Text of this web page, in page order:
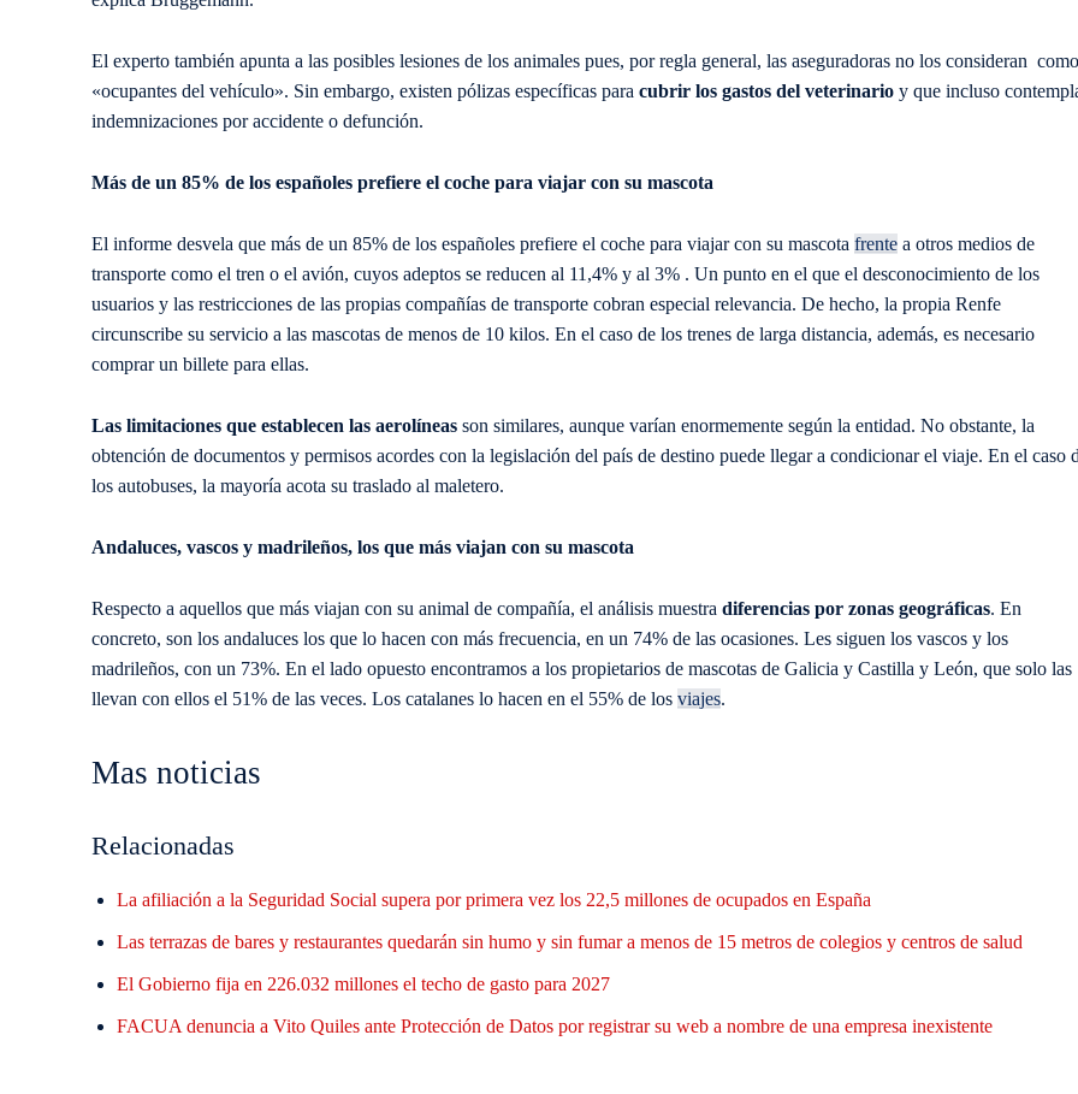
El experto también apunta a las posibles lesiones de los animales pues, por regla general, las aseguradoras no los consideran como
«ocupantes del vehículo». Sin embargo, existen pólizas específicas para cubrir los gastos del veterinario y que incluso
indemnizaciones por accidente o defunción.
Más de un 85% de los españoles prefiere el coche para viajar con su mascota
El informe desvela que más de un 85% de los españoles prefiere el coche para viajar con su mascota frente a otros medios de
transporte como el tren o el avión, cuyos adeptos se reducen al 11,4% y al 3% . Un punto en el que el desconocimiento de los
usuarios y las restricciones de las propias compañías de transporte cobran especial relevancia. De hecho, la propia Renfe
circunscribe su servicio a las mascotas de menos de 10 kilos. En el caso de los trenes de larga distancia, además, es necesario
comprar un billete para ellas.
Las limitaciones que establecen las aerolíneas son similares, aunque varían enormemente según la entidad. No obstante, la
obtención de documentos y permisos acordes con la legislación del país de destino puede llegar a condicionar el viaje. En el caso
los autobuses, la mayoría acota su traslado al maletero.
Andaluces, vascos y madrileños, los que más viajan con su mascota
Respecto a aquellos que más viajan con su animal de compañía, el análisis muestra diferencias por zonas geográficas. En
concreto, son los andaluces los que lo hacen con más frecuencia, en un 74% de las ocasiones. Les siguen los vascos y los
madrileños, con un 73%. En el lado opuesto encontramos a los propietarios de mascotas de Galicia y Castilla y León, que solo las
llevan con ellos el 51% de las veces. Los catalanes lo hacen en el 55% de los viajes.
Mas noticias
Relacionadas
La afiliación a la Seguridad Social supera por primera vez los 22,5 millones de ocupados en España
Las terrazas de bares y restaurantes quedarán sin humo y sin fumar a menos de 15 metros de colegios y centros de salud
El Gobierno fija en 226.032 millones el techo de gasto para 2027
FACUA denuncia a Vito Quiles ante Protección de Datos por registrar su web a nombre de una empresa inexistente